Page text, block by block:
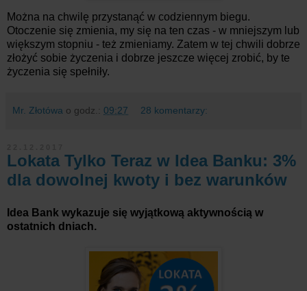
Można na chwilę przystanąć w codziennym biegu.
Otoczenie się zmienia, my się na ten czas - w mniejszym lub
większym stopniu - też zmieniamy. Zatem w tej chwili dobrze
złożyć sobie życzenia i dobrze jeszcze więcej zrobić, by te
życzenia się spełniły.
Mr. Złotówa o godz.: 09:27 28 komentarzy:
Lokata Tylko Teraz w Idea Banku: 3%
dla dowolnej kwoty i bez warunków
Idea Bank wykazuje się wyjątkową aktywnością w
ostatnich dniach.